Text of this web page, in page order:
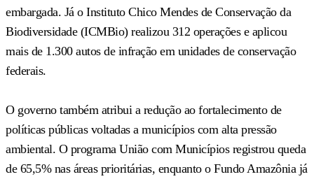
embargada. Já o Instituto Chico Mendes de Conservação da
Biodiversidade (ICMBio) realizou 312 operações e aplicou
mais de 1.300 autos de infração em unidades de conservação
federais.
O governo também atribui a redução ao fortalecimento de
políticas públicas voltadas a municípios com alta pressão
ambiental. O programa União com Municípios registrou queda
de 65,5% nas áreas prioritárias, enquanto o Fundo Amazônia já